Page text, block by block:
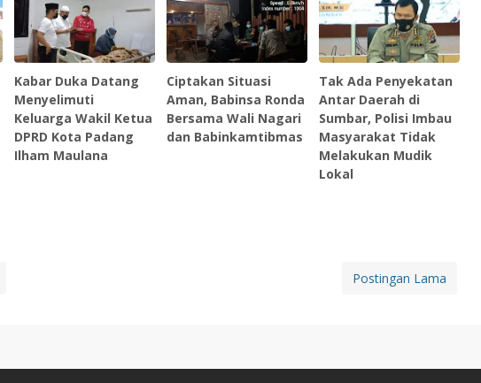
Kabar Duka Datang
Menyelimuti
Keluarga Wakil Ketua
DPRD Kota Padang
Ilham Maulana
Ciptakan Situasi
Aman, Babinsa Ronda
Bersama Wali Nagari
dan Babinkamtibmas
Tak Ada Penyekatan
Antar Daerah di
Sumbar, Polisi Imbau
Masyarakat Tidak
Melakukan Mudik
Lokal
Postingan Lama